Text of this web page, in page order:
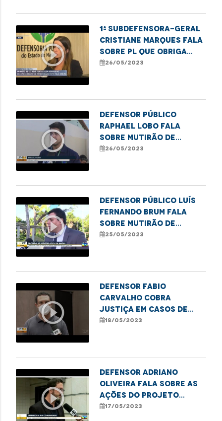
play_circle_outline
1ª Subdefensora-Geral
Cristiane Marques fala
sobre PL que obriga
envio de registros de
pelos cartórios à DPE
26/05/2023
play_circle_outline
Defensor público
Raphael Lobo fala
sobre mutirão de
registro civil em
26/05/2023
play_circle_outline
Defensor público Luís
Fernando Brum fala
sobre mutirão de
registro civil em
25/05/2023
play_circle_outline
Defensor Fabio
Carvalho cobra
justiça em casos de
abuso sexual contra
18/05/2023
play_circle_outline
Defensor Adriano
Oliveira fala sobre as
ações do projeto
"Defensoria na
17/05/2023